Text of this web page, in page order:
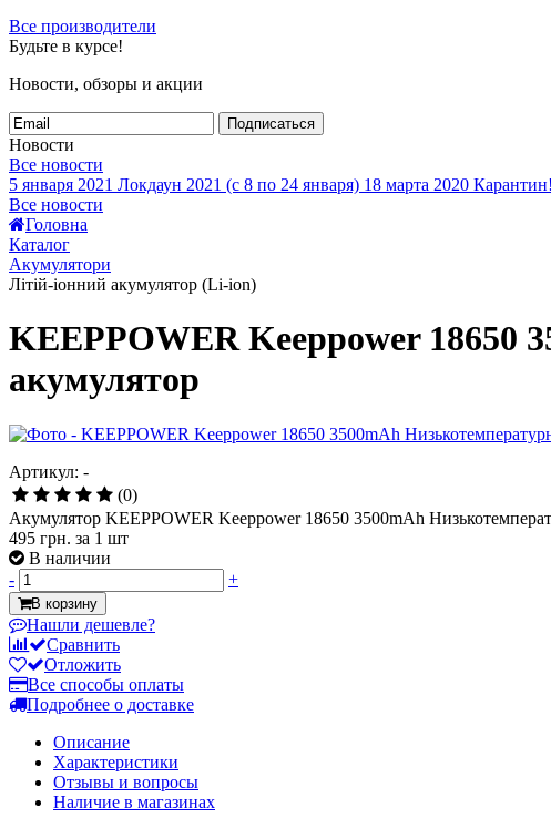
Все производители
Будьте в курсе!
Новости, обзоры и акции
Подписаться
Новости
Все новости
5 января 2021 Локдаун 2021 (с 8 по 24 января) 18 марта 2020
Все новости
Головна
Каталог
Акумулятори
Літій-іонний акумулятор (Li-ion)
KEEPPOWER Keeppower 18650
акумулятор
Артикул: -
(0)
Акумулятор KEEPPOWER Keeppower 18650 3500mAh
495 грн. за 1 шт
В наличии
-
+
В корзину
Нашли дешевле?
Сравнить
Отложить
Все способы оплаты
Подробнее о доставке
Описание
Характеристики
Отзывы и вопросы
Наличие в магазинах